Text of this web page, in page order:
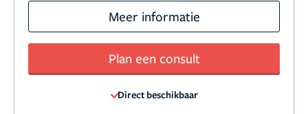
Meer informatie
Plan een consult
Direct beschikbaar